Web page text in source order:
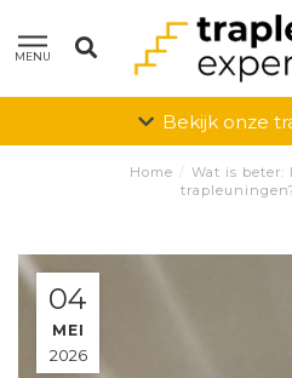
MENU
Bekijk onze
Home /
Wat is beter:
04
MEI
2026